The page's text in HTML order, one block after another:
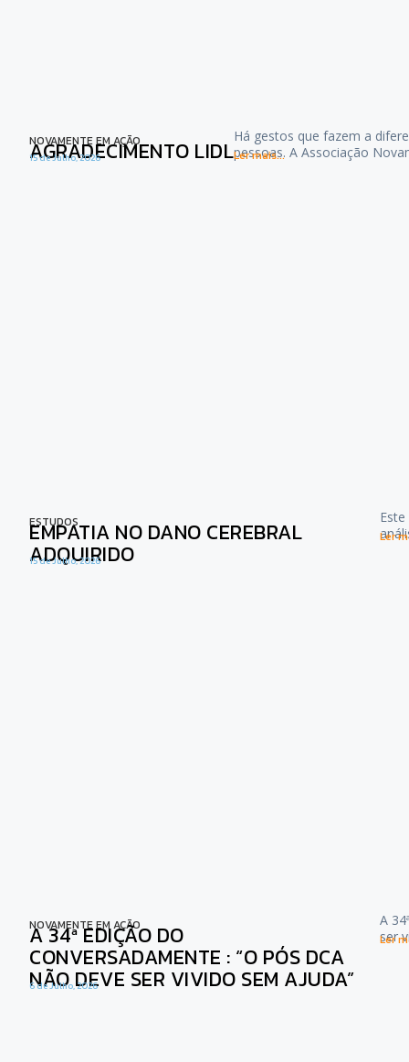
NOVAMENTE EM AÇÃO
AGRADECIMENTO LIDL
15 de Julho, 2026
Há gestos que fazem a
pessoas. A Associação
Ler mais...
ESTUDOS
EMPATIA NO DANO CEREBRAL
ADQUIRIDO
15 de Julho, 2026
Ler
NOVAMENTE EM AÇÃO
A 34ª EDIÇÃO DO
CONVERSADAMENTE : “O PÓS DCA
NÃO DEVE SER VIVIDO SEM AJUDA”
6 de Julho, 2026
A
ser
Ler